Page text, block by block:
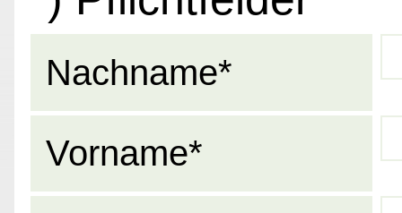
Nachname*
Vorname*